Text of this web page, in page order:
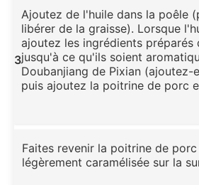
3
Ajoutez de l'huile dans la poêle
libérer de la graisse). Lorsque
ajoutez les ingrédients
jusqu'à ce qu'ils soient
Doubanjiang de Pixian
puis ajoutez la poitrine de porc
Faites revenir la poitrine de
légèrement caramélisée sur la